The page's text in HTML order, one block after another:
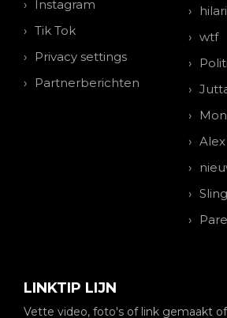
Instagram
Tik Tok
Privacy settings
Partnerberichten
wtf
LINKTIP LIJN
Vette video, foto's of link gemaakt